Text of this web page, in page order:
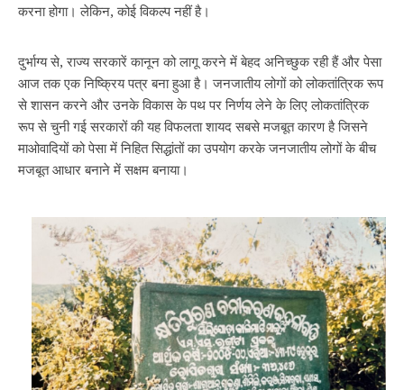
करना होगा। लेकिन, कोई विकल्प नहीं है।
दुर्भाग्य से, राज्य सरकारें कानून को लागू करने में बेहद अनिच्छुक रही हैं और पेसा
आज तक एक निष्क्रिय पत्र बना हुआ है। जनजातीय लोगों को लोकतांत्रिक रूप
से शासन करने और उनके विकास के पथ पर निर्णय लेने के लिए लोकतांत्रिक
रूप से चुनी गई सरकारों की यह विफलता शायद सबसे मजबूत कारण है जिसने
माओवादियों को पेसा में निहित सिद्धांतों का उपयोग करके जनजातीय लोगों के बीच
मजबूत आधार बनाने में सक्षम बनाया।